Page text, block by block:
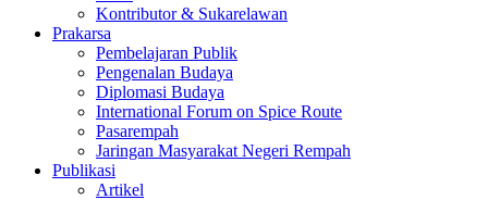
Kontributor & Sukarelawan
Prakarsa
Pembelajaran Publik
Pengenalan Budaya
Diplomasi Budaya
International Forum on Spice Route
Pasarempah
Jaringan Masyarakat Negeri Rempah
Publikasi
Artikel